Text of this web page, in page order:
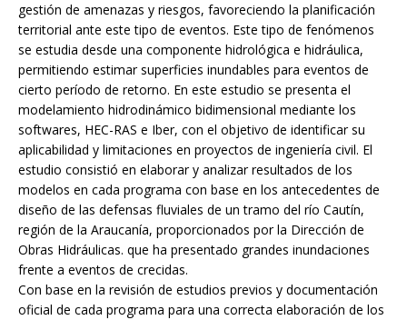
gestión de amenazas y riesgos, favoreciendo la planificación
territorial ante este tipo de eventos. Este tipo de fenómenos
se estudia desde una componente hidrológica e hidráulica,
permitiendo estimar superficies inundables para eventos de
cierto período de retorno. En este estudio se presenta el
modelamiento hidrodinámico bidimensional mediante los
softwares, HEC-RAS e Iber, con el objetivo de identificar su
aplicabilidad y limitaciones en proyectos de ingeniería civil. El
estudio consistió en elaborar y analizar resultados de los
modelos en cada programa con base en los antecedentes de
diseño de las defensas fluviales de un tramo del río Cautín,
región de la Araucanía, proporcionados por la Dirección de
Obras Hidráulicas. que ha presentado grandes inundaciones
frente a eventos de crecidas.
Con base en la revisión de estudios previos y documentación
oficial de cada programa para una correcta elaboración de los